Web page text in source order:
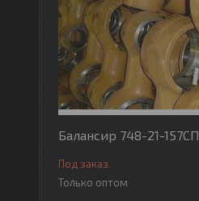
Балансир 748-21-157СП
Под заказ
Только оптом